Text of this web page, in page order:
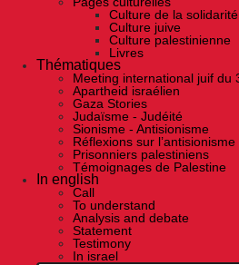
Culture de la solidarité
Culture juive
Culture palestinienne
Livres
Thématiques
Meeting international juif du
Apartheid israélien
Gaza Stories
Judaïsme - Judéité
Sionisme - Antisionisme
Réflexions sur l’antisionisme
Prisonniers palestiniens
Témoignages de Palestine
In english
Call
To understand
Analysis and debate
Statement
Testimony
In israel